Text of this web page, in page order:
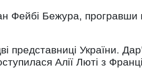
Бежура, програвши
представниці України.
Алії Люті з